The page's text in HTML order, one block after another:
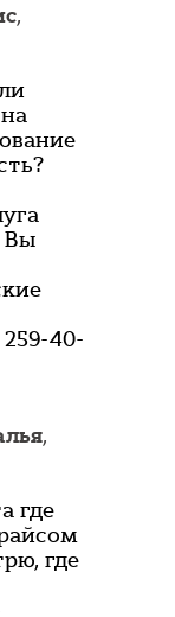
,
Вы
40-
,
где
где